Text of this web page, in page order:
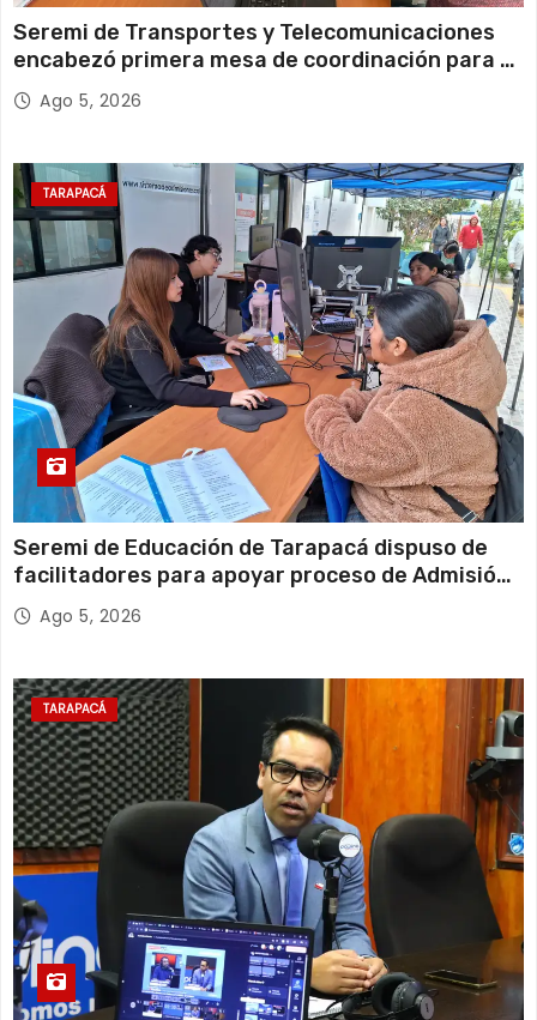
Seremi de Transportes y Telecomunicaciones
encabezó primera mesa de coordinación para el
retiro de cables en desuso en Iquique
Ago 5, 2026
TARAPACÁ
Seremi de Educación de Tarapacá dispuso de
facilitadores para apoyar proceso de Admisión
Escolar 2027
Ago 5, 2026
TARAPACÁ